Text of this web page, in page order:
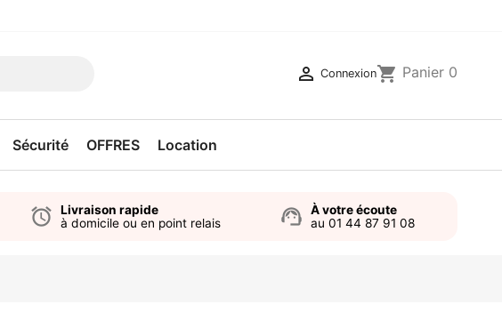
 Connexionshopping_cart Panier 0
Sécurité OFFRES Location
alarm
Livraison rapide
à domicile ou en point relais
support_agent
À votre écoute
au 01 44 87 91 08